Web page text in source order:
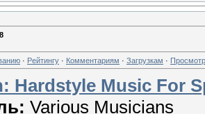
· Рейтингу · Комментариям · Загрузкам ·
Hardstyle Music For
Various Musicians